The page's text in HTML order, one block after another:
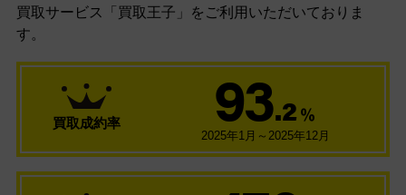
買取サービス「買取王子」をご利用いただいておりま
す。
買取成約率 93.2 ％
2025年1月～2025年12月